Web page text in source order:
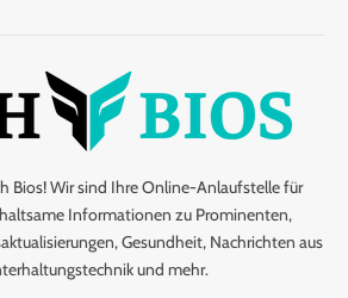
Bios! Wir sind Ihre Online-Anlaufstelle für
Informationen zu Prominenten,
Gesundheit, Nachrichten aus
und mehr.